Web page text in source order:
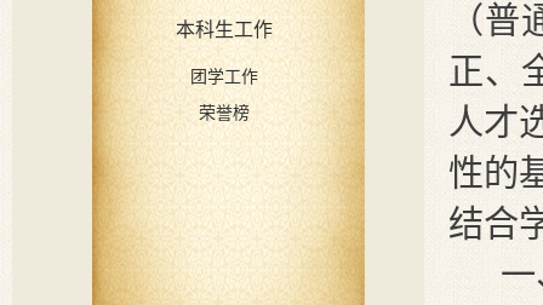
本科生工作
团学工作
荣誉榜
（
正、
人才
性的
结合
一